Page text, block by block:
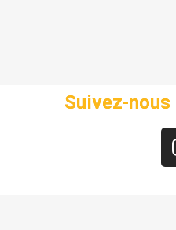
Suivez-nous